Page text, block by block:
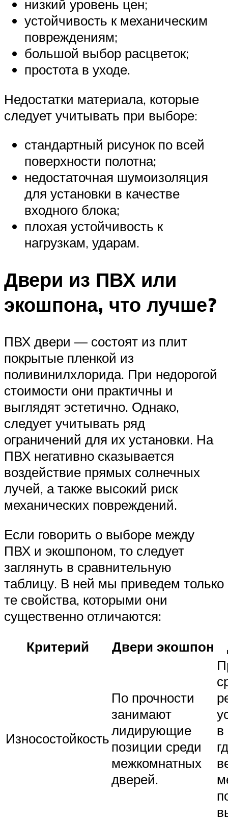
низкий уровень цен;
устойчивость к механическим
повреждениям;
большой выбор расцветок;
простота в уходе.
Недостатки материала, которые
следует учитывать при выборе:
стандартный рисунок по всей
поверхности полотна;
недостаточная шумоизоляция
для установки в качестве
входного блока;
плохая устойчивость к
нагрузкам, ударам.
Двери из ПВХ или
экошпона, что лучше?
ПВХ двери — состоят из плит
покрытые пленкой из
поливинилхлорида. При недорогой
стоимости они практичны и
выглядят эстетично. Однако,
следует учитывать ряд
ограничений для их установки. На
ПВХ негативно сказывается
воздействие прямых солнечных
лучей, а также высокий риск
механических повреждений.
Если говорить о выборе между
ПВХ и экошпоном, то следует
заглянуть в сравнительную
таблицу. В ней мы приведем только
те свойства, которыми они
существенно отличаются:
Критерий
Двери экошпон
Износостойкость
По прочности
занимают
лидирующие
позиции среди
межкомнатных
дверей.
в